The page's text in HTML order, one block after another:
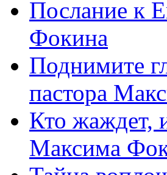
Послание к
Фокина
Поднимите
пастора
Кто жаждет,
Максима